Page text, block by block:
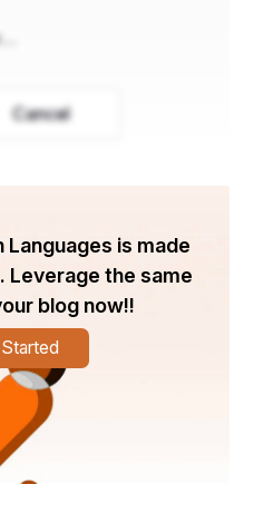
।’
॥୧୦॥
॥
।
Cancel
Languages is made
Leverage the same
blog now!!